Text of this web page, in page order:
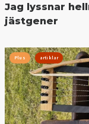
Jag lyssnar
jästgener
Plus artiklar